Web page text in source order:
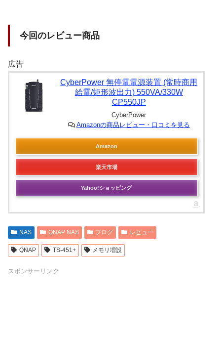
今回のレビュー商品
広告
CyberPower 無停電電源装置 (常時商用
給電/矩形波出力) 550VA/330W
CP550JP
CyberPower
Amazonの商品レビュー・口コミを見る
Amazon
楽天市場
Yahoo!ショッピング
NAS QNAP NAS ブログ レビュー
QNAP TS-451+ メモリ増設
スポンサーリンク